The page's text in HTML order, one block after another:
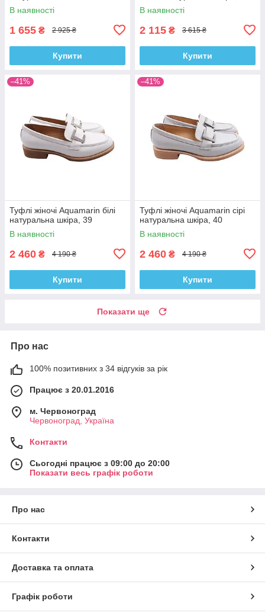
В наявності
1 655 ₴ 2 925 ₴
Купити
В наявності
2 115 ₴ 3 615 ₴
Купити
–41%
Туфлі жіночі Aquamarin білі
натуральна шкіра, 39
В наявності
2 460 ₴ 4 190 ₴
Купити
–41%
Туфлі жіночі Aquamarin сірі
натуральна шкіра, 40
В наявності
2 460 ₴ 4 190 ₴
Купити
Показати ще
Про нас
100% позитивних з 34 відгуків за рік
Працює з 20.01.2016
м. Червоноград
Червоноград, Україна
Контакти
Сьогодні працює з 09:00 до 20:00
Показати весь графік роботи
Про нас
Контакти
Доставка та оплата
Графік роботи